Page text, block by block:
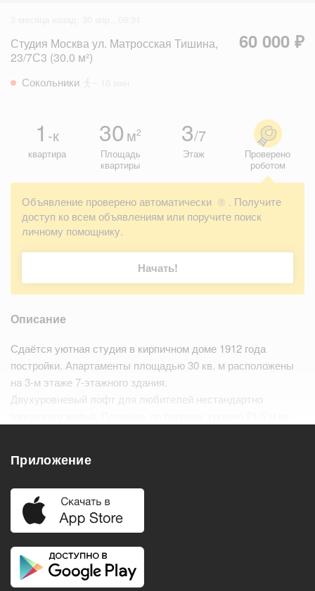
Студия Москва ул. Матросская Тишина,
23/7С3 (30.0 м²)
60 000 ₽
Сокольники
1 -к
квартира
30 м2
Площадь
квартиры
3/7
Этаж
Проверено
роботом
Объявление проверено автоматически ?
. Получите
доступ ко всем объявлениям или поручите поиск
личному помощнику.
Начать!
Описание
Сдаётся уютная студия в кирпичном доме 1912 года
постройки. Апартаменты площадью 30 кв. м расположены
на 3-м этаже 7-этажного здания.
Двухуровневый лофт для любителей нестандартно
Удобства
Балкон
Телевизор
Приложение